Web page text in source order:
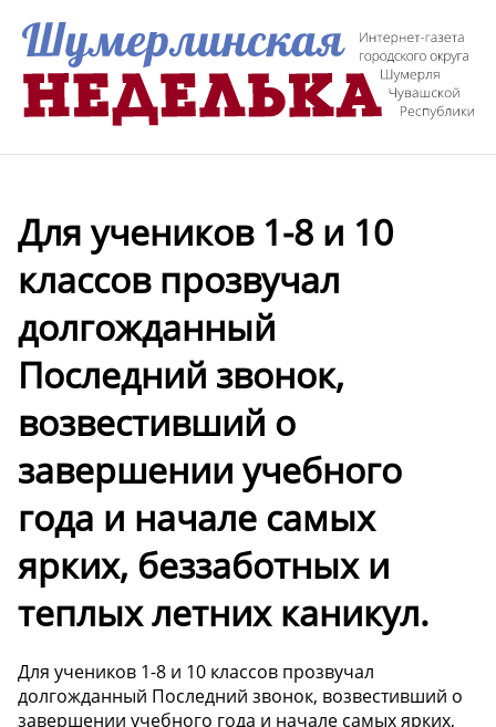
Для учеников 1-8 и 10
классов прозвучал
долгожданный
Последний звонок,
возвестивший о
завершении учебного
года и начале самых
ярких, беззаботных и
теплых летних каникул.
Для учеников 1-8 и 10 классов прозвучал
долгожданный Последний звонок, возвестивший о
завершении учебного года и начале самых ярких,